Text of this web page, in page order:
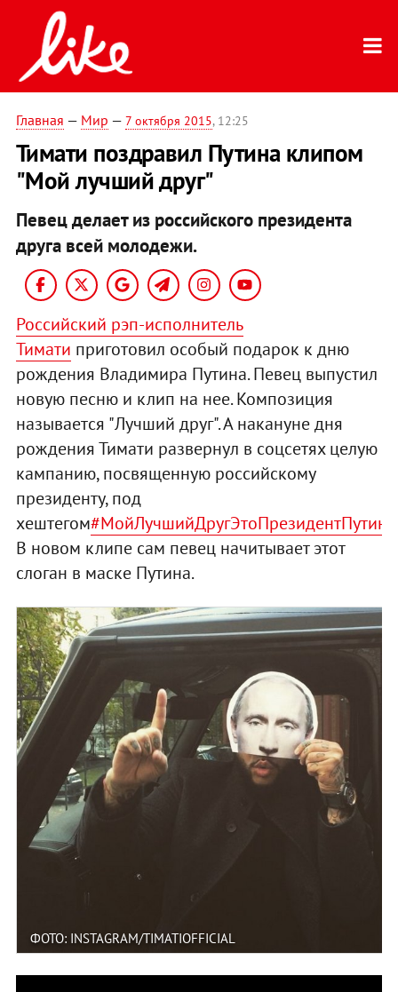
Главная — Мир — 7 октября 2015, 12:25
Тимати поздравил Путина клипом
"Мой лучший друг"
Певец делает из российского президента
друга всей молодежи.
Российский рэп-исполнитель
Тимати приготовил особый подарок к дню
рождения Владимира Путина. Певец выпустил
новую песню и клип на нее. Композиция
называется "Лучший друг". А накануне дня
рождения Тимати развернул в соцсетях целую
кампанию, посвященную российскому
президенту, под
хештегом#МойЛучшийДругЭтоПрезидентПутин
В новом клипе сам певец начитывает этот
слоган в маске Путина.
ФОТО: INSTAGRAM/TIMATIOFFICIAL